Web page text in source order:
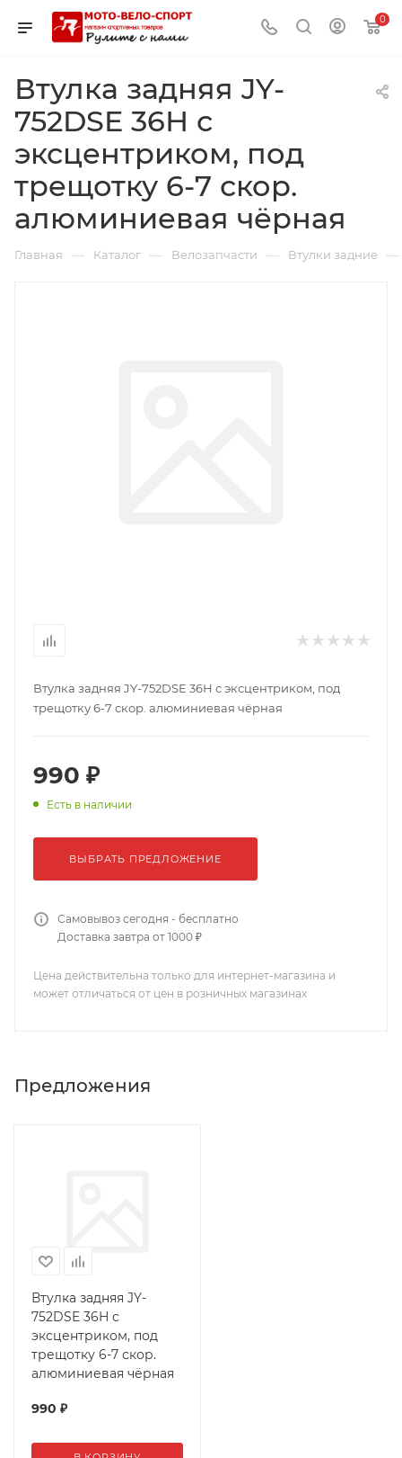
0
Втулка задняя JY-
752DSE 36Н с
эксцентриком, под
трещотку 6-7 скор.
алюминиевая чёрная
Главная — Каталог — Велозапчасти — Втулки задние —
Втулка задняя JY-752DSE 36Н с эксцентриком, под
трещотку 6-7 скор. алюминиевая чёрная
990 ₽
Есть в наличии
ВЫБРАТЬ ПРЕДЛОЖЕНИЕ
Самовывоз сегодня - бесплатно
Доставка завтра от 1000 ₽
Цена действительна только для интернет-магазина и
может отличаться от цен в розничных магазинах
Предложения
Втулка задняя JY-
752DSE 36Н с
эксцентриком, под
трещотку 6-7 скор.
алюминиевая чёрная
990 ₽